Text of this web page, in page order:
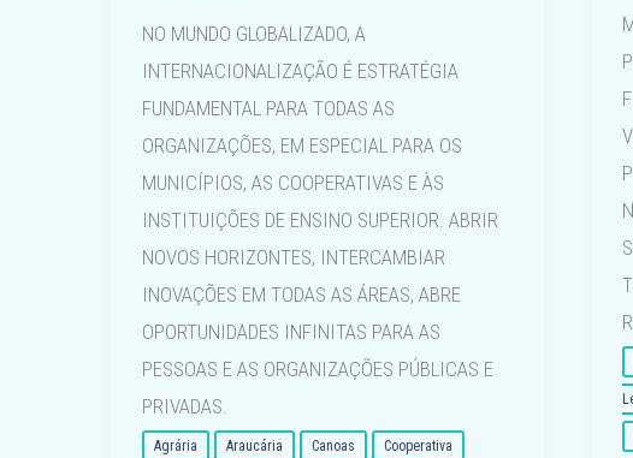
NO MUNDO GLOBALIZADO, A
INTERNACIONALIZAÇÃO É ESTRATÉGIA
FUNDAMENTAL PARA TODAS AS
ORGANIZAÇÕES, EM ESPECIAL PARA OS
MUNICÍPIOS, AS COOPERATIVAS E ÀS
INSTITUIÇÕES DE ENSINO SUPERIOR. ABRIR
NOVOS HORIZONTES, INTERCAMBIAR
INOVAÇÕES EM TODAS AS ÁREAS, ABRE
OPORTUNIDADES INFINITAS PARA AS
PESSOAS E AS ORGANIZAÇÕES PÚBLICAS E
PRIVADAS.
Agrária Araucária Canoas Cooperativa